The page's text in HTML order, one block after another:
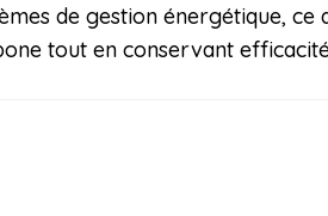
de gestion énergétique,
tout en conservant